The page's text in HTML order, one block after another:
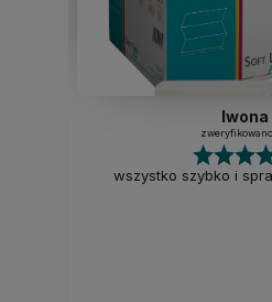
Iwona
zweryfikowano
wszystko szybko i